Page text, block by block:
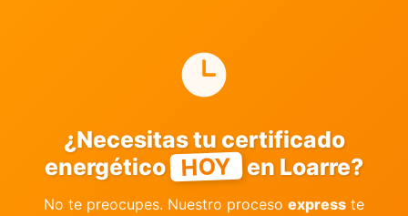
¿Necesitas tu certificado
energético HOY en Loarre?
No te preocupes. Nuestro proceso express te